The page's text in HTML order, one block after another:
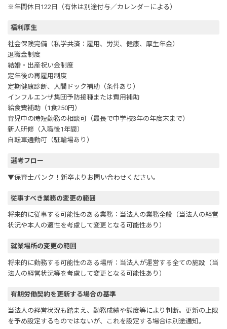
※年間休日122日（有休は別途付与／カレンダーによる）
福利厚生
社会保険完備（私学共済：雇用、労災、健康、厚生年金）
退職金制度
結婚・出産祝い金制度
定年後の再雇用制度
定期健康診断、人間ドック補助（条件あり）
インフルエンザ集団予防接種または費用補助
給食費補助（1食250円）
育児中の時短勤務の相談可（最長で中学校3年の年度末まで）
新人研修（入職後1年間）
自転車通勤可（駐輪場あり）
選考フロー
▼保育士バンク！新卒よりお問い合わせください。
従事すべき業務の変更の範囲
将来的に従事する可能性のある業務：当法人の業務全般（当法人の経営
状況や本人の適性を考慮して変更となる可能性あり）
就業場所の変更の範囲
将来的に勤務する可能性のある場所：当法人が運営する全ての施設（当
法人の経営状況等を考慮して変更となる可能性あり）
有期労働契約を更新する場合の基準
当法人の経営状況も踏まえ、勤務成績や態度等により判断。更新の上限
を予め設定するものではないが、これを設定する場合は別途通知。